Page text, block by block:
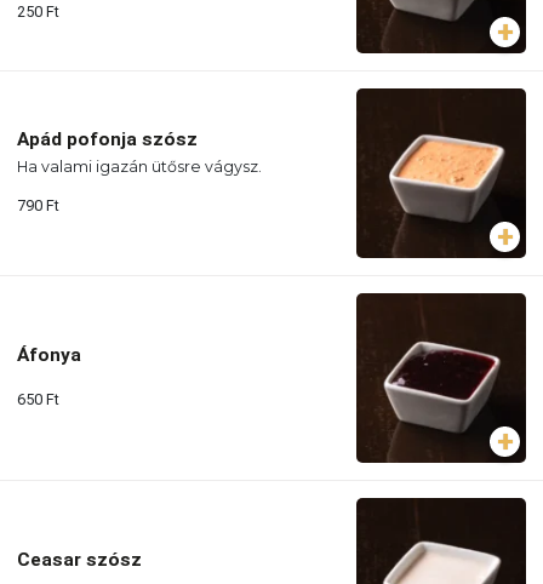
250 Ft
Apád pofonja szósz
Ha valami igazán ütősre vágysz.
790 Ft
Áfonya
650 Ft
Ceasar szósz